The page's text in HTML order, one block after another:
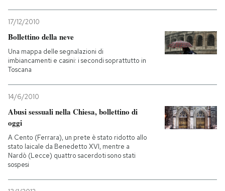
17/12/2010
Bollettino della neve
Una mappa delle segnalazioni di
imbiancamenti e casini: i secondi soprattutto in
Toscana
14/6/2010
Abusi sessuali nella Chiesa, bollettino di
oggi
A Cento (Ferrara), un prete è stato ridotto allo
stato laicale da Benedetto XVI, mentre a
Nardò (Lecce) quattro sacerdoti sono stati
sospesi